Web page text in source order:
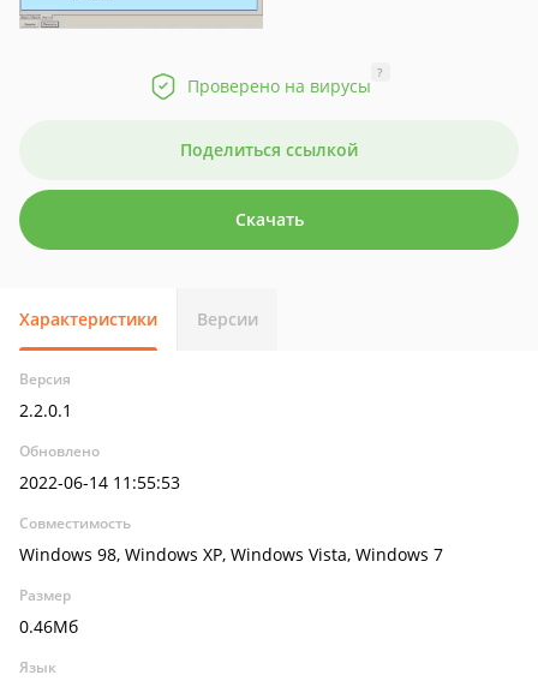
Проверено на вирусы
?
Поделиться ссылкой
Скачать
Характеристики Версии
Версия
2.2.0.1
Обновлено
2022-06-14 11:55:53
Совместимость
Windows 98, Windows XP, Windows Vista, Windows 7
Размер
0.46Мб
Язык